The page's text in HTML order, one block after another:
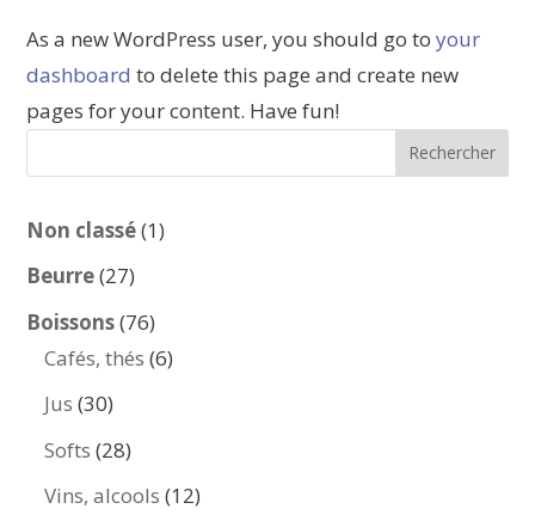
As a new WordPress user, you should go toyour
dashboard to delete this page and create new
pages for your content. Have fun!
Rechercher
Non classé 11
Beurre 2727
produits
Boissons 7676
produits
Cafés, thés 66
Jus 3030
produits
Softs 2828
produits
Vins, alcools 1212